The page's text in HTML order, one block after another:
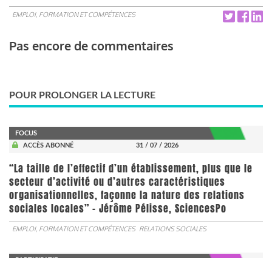
EMPLOI, FORMATION ET COMPÉTENCES
Pas encore de commentaires
POUR PROLONGER LA LECTURE
FOCUS
ACCÈS ABONNÉ
31 / 07 / 2026
“La taille de l’effectif d’un établissement, plus que le
secteur d’activité ou d’autres caractéristiques
organisationnelles, façonne la nature des relations
sociales locales” - Jérôme Pélisse, SciencesPo
EMPLOI, FORMATION ET COMPÉTENCES RELATIONS SOCIALES